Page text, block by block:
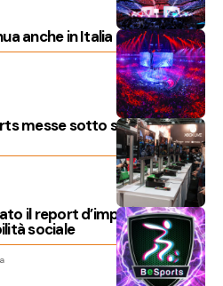
anche in Italia
messe sotto sequestro in
il report d’impatto e il
sociale